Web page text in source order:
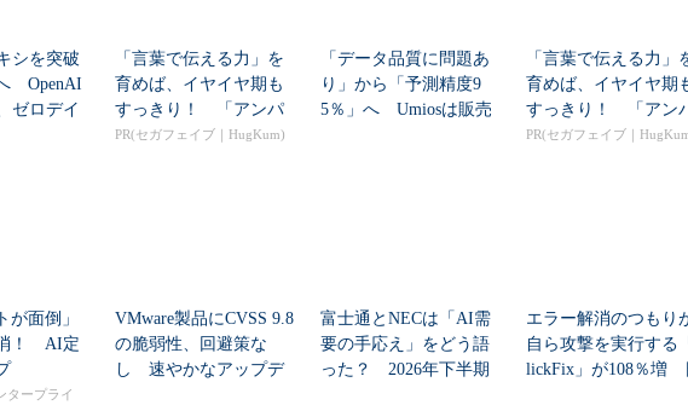
シを突破
OpenAI
ゼロデイ
「言葉で伝える力」を
育めば、イヤイヤ期も
すっきり！ 「アンパ
ンマン ことばずかん...
PR(セガフェイブ｜HugKum)
「データ品質に問題あ
り」から「予測精度9
5％」へ Umiosは販売
「言葉で伝える力」
育めば、イヤイヤ期
すっきり！ 「アン
ンマン ことばずかん
PR(セガフェイブ｜
が面倒」
！ AI定
タープライ
VMware製品にCVSS 9.8
の脆弱性、回避策な
し 速やかなアップデ
富士通とNECは「AI需
要の手応え」をどう語
った？ 2026年下半期
エラー解消のつもり
自ら攻撃を実行する
lickFix」が108％増